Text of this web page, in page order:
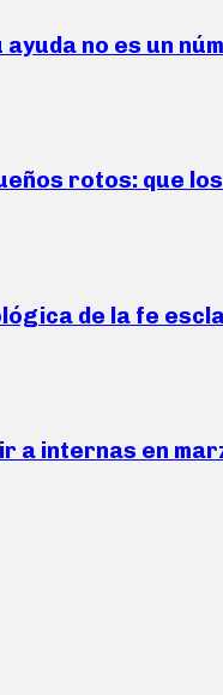
no es un
rotos: que
de la fe
a internas en